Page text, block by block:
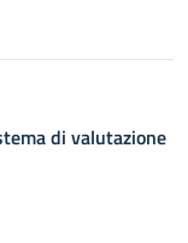
di valutazione